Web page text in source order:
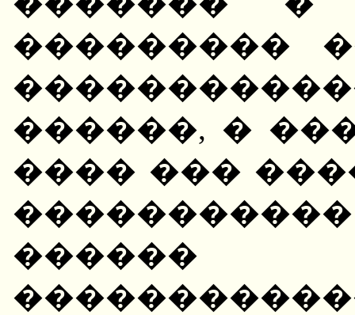
���������
������, �
���� ���